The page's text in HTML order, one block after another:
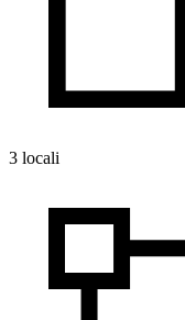
3 locali